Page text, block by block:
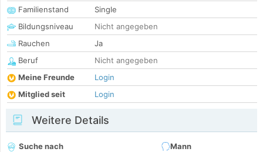
Familienstand
Single
Bildungsniveau
Nicht angegeben
Rauchen
Ja
Beruf
Nicht angegeben
Meine Freunde
Login
Mitglied seit
Login
Weitere Details
Suche nach
Mann